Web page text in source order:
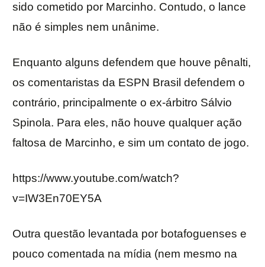
sido cometido por Marcinho. Contudo, o lance
não é simples nem unânime.
Enquanto alguns defendem que houve pênalti,
os comentaristas da ESPN Brasil defendem o
contrário, principalmente o ex-árbitro Sálvio
Spinola. Para eles, não houve qualquer ação
faltosa de Marcinho, e sim um contato de jogo.
https://www.youtube.com/watch?
v=IW3En70EY5A
Outra questão levantada por botafoguenses e
pouco comentada na mídia (nem mesmo na